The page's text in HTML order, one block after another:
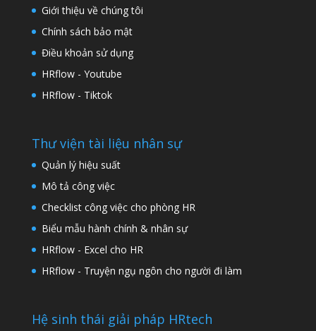
Giới thiệu về chúng tôi
Chính sách bảo mật
Điều khoản sử dụng
HRflow - Youtube
HRflow - Tiktok
Thư viện tài liệu nhân sự
Quản lý hiệu suất
Mô tả công việc
Checklist công việc cho phòng HR
Biểu mẫu hành chính & nhân sự
HRflow - Excel cho HR
HRflow - Truyện ngụ ngôn cho người đi làm
Hệ sinh thái giải pháp HRtech